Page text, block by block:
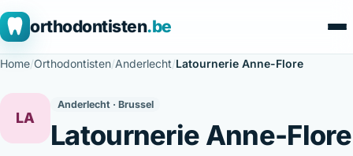
orthodontisten.be
Home/Orthodontisten/Anderlecht/Latournerie Anne-Flore
LA
Anderlecht · Brussel
Latournerie Anne-Flore